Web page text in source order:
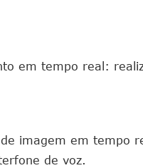
em tempo real:
imagem em tempo
de voz.